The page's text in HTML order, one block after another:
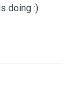
doing :)